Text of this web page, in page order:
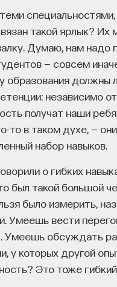
специальностями,
такой ярлык? Их
Думаю, нам надо
— совсем
образования должны
независимо от
получат наши
то в таком духе, —
набор навыков.
о гибких
был такой большой
было измерить,
Умеешь вести
Умеешь обсуждать
у которых другой
Это тоже гибкий
другой период. И
ведовских
Западной Европы
и мой
раз тем, что они
Века, это
нет — это
менее. А в Англии
века этот процесс
чётко
каком регионе мы
то периодизацию
выбрали Средние
истории